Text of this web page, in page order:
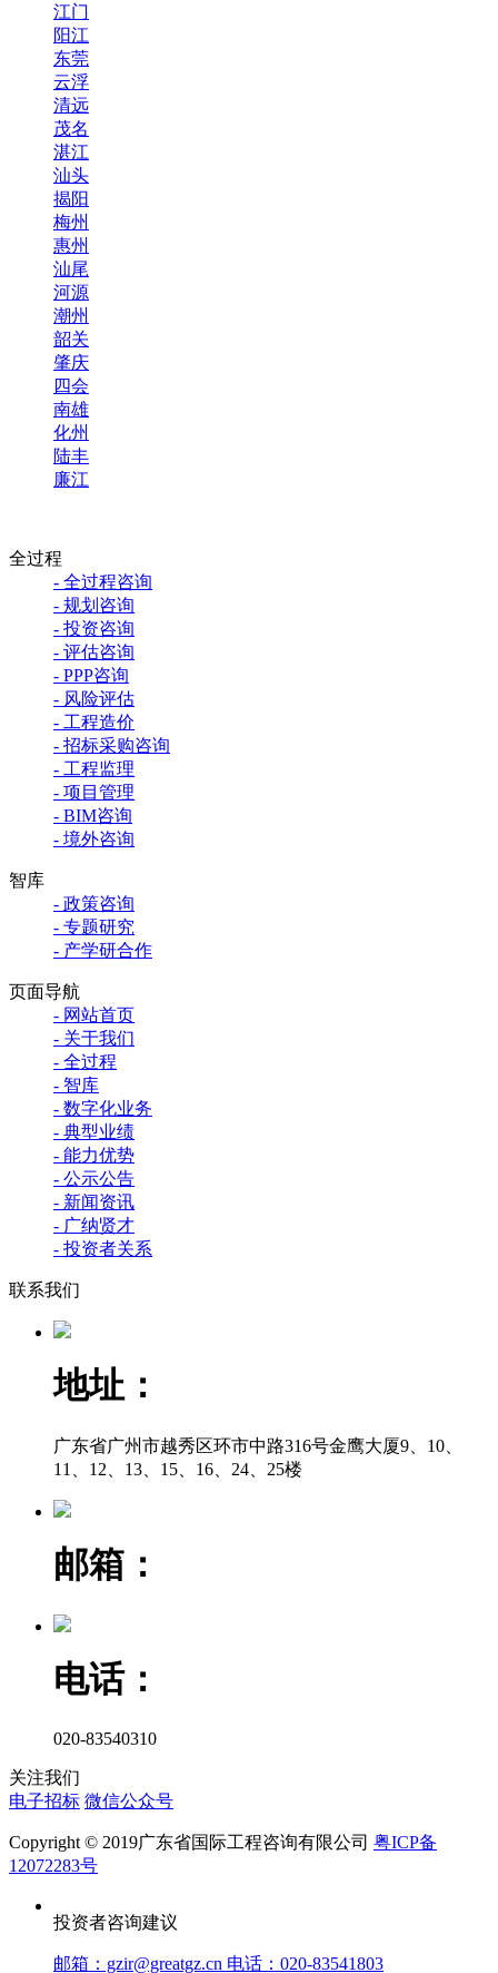
江门
阳江
东莞
云浮
清远
茂名
湛江
汕头
揭阳
梅州
惠州
汕尾
河源
潮州
韶关
肇庆
四会
南雄
化州
陆丰
廉江
全过程
- 全过程咨询
- 规划咨询
- 投资咨询
- 评估咨询
- PPP咨询
- 风险评估
- 工程造价
- 招标采购咨询
- 工程监理
- 项目管理
- BIM咨询
- 境外咨询
智库
- 政策咨询
- 专题研究
- 产学研合作
页面导航
- 网站首页
- 关于我们
- 全过程
- 智库
- 数字化业务
- 典型业绩
- 能力优势
- 公示公告
- 新闻资讯
- 广纳贤才
- 投资者关系
联系我们
地址：
广东省广州市越秀区环市中路316号金鹰大厦9、10、
11、12、13、15、16、24、25楼
邮箱：
电话：
020-83540310
关注我们
电子招标 微信公众号
Copyright © 2019广东省国际工程咨询有限公司 粤ICP备
12072283号
投资者咨询建议
邮箱：gzir@greatgz.cn 电话：020-83541803